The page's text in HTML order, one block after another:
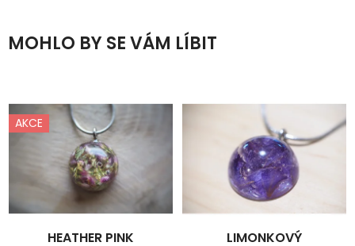
MOHLO BY SE VÁM LÍBIT
AKCE
HEATHER PINK
LIMONKOVÝ